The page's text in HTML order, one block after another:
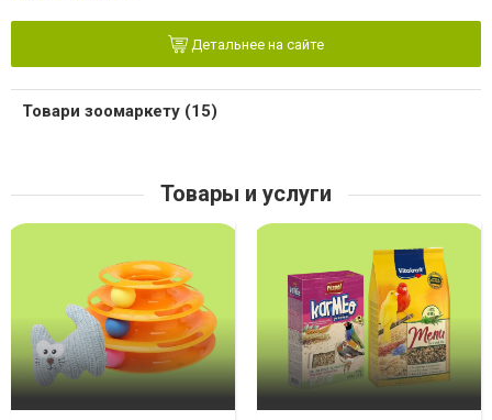
Детальнее на сайте
Товари зоомаркету (15)
Товары и услуги